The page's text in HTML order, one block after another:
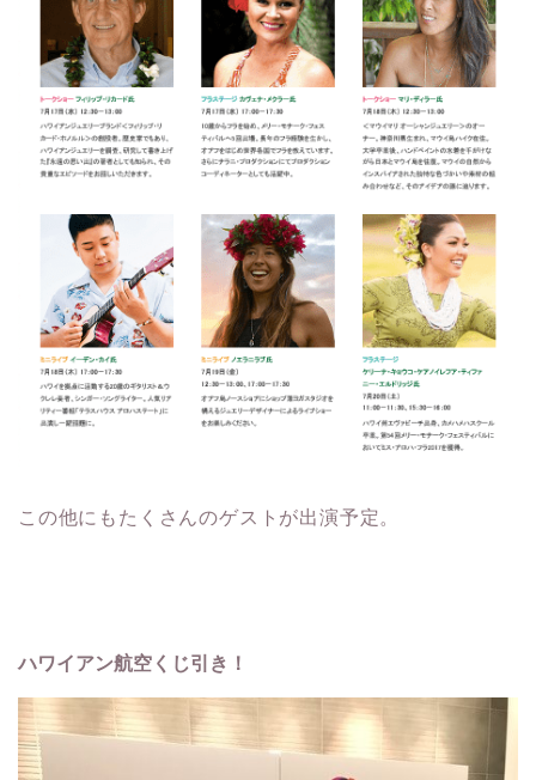
この他にもたくさんのゲストが出演予定。
ハワイアン航空くじ引き！